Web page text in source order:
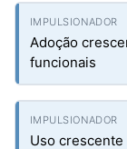
Adoção
funcionais
Uso